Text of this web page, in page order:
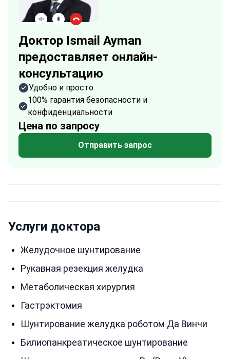
Доктор Ismail Ayman
предоставляет онлайн-
консультацию
Удобно и просто
100% гарантия безопасности и
конфиденциальности
Цена по запросу
Отправить запрос
Услуги доктора
Желудочное шунтирование
Рукавная резекция желудка
Метаболическая хирургия
Гастрэктомия
Шунтирование желудка роботом Да Винчи
Билиопанкреатическое шунтирование